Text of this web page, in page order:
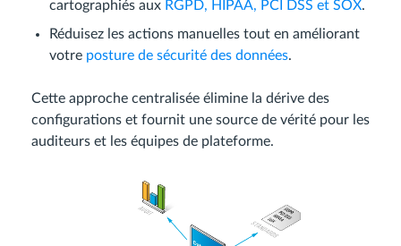
cartographiés aux RGPD, HIPAA, PCI DSS et SOX.
Réduisez les actions manuelles tout en améliorant
votre posture de sécurité des données.
Cette approche centralisée élimine la dérive des
configurations et fournit une source de vérité pour les
auditeurs et les équipes de plateforme.